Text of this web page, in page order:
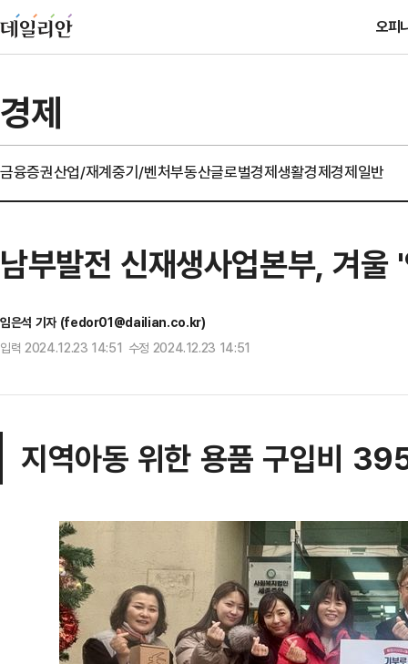
오피
경제
금융증권산업/재계중기/벤처부동산글로벌경제생활경제경제일반
남부발전 신재생사업본부, 겨울
임은석 기자 (fedor01@dailian.co.kr)
입력 2024.12.23 14:51 수정 2024.12.23 14:51
지역아동 위한 용품 구입비